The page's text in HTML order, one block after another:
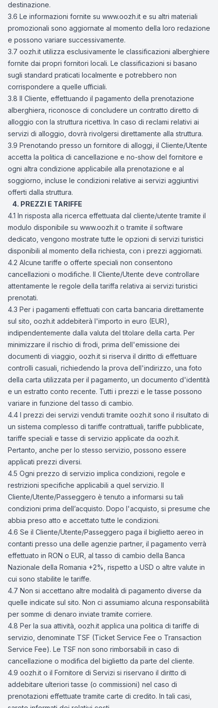
destinazione.
3.6 Le informazioni fornite su www.oozh.it e su altri materiali
promozionali sono aggiornate al momento della loro redazione
e possono variare successivamente.
3.7 oozh.it utilizza esclusivamente le classificazioni alberghiere
fornite dai propri fornitori locali. Le classificazioni si basano
sugli standard praticati localmente e potrebbero non
corrispondere a quelle ufficiali.
3.8 Il Cliente, effettuando il pagamento della prenotazione
alberghiera, riconosce di concludere un contratto diretto di
alloggio con la struttura ricettiva. In caso di reclami relativi ai
servizi di alloggio, dovrà rivolgersi direttamente alla struttura.
3.9 Prenotando presso un fornitore di alloggi, il Cliente/Utente
accetta la politica di cancellazione e no-show del fornitore e
ogni altra condizione applicabile alla prenotazione e al
soggiorno, incluse le condizioni relative ai servizi aggiuntivi
offerti dalla struttura.
4. PREZZI E TARIFFE
4.1 In risposta alla ricerca effettuata dal cliente/utente tramite il
modulo disponibile su www.oozh.it o tramite il software
dedicato, vengono mostrate tutte le opzioni di servizi turistici
disponibili al momento della richiesta, con i prezzi aggiornati.
4.2 Alcune tariffe o offerte speciali non consentono
cancellazioni o modifiche. Il Cliente/Utente deve controllare
attentamente le regole della tariffa relativa ai servizi turistici
prenotati.
4.3 Per i pagamenti effettuati con carta bancaria direttamente
sul sito, oozh.it addebiterà l'importo in euro (EUR),
indipendentemente dalla valuta del titolare della carta. Per
minimizzare il rischio di frodi, prima dell'emissione dei
documenti di viaggio, oozh.it si riserva il diritto di effettuare
controlli casuali, richiedendo la prova dell'indirizzo, una foto
della carta utilizzata per il pagamento, un documento d'identità
e un estratto conto recente. Tutti i prezzi e le tasse possono
variare in funzione del tasso di cambio.
4.4 I prezzi dei servizi venduti tramite oozh.it sono il risultato di
un sistema complesso di tariffe contrattuali, tariffe pubblicate,
tariffe speciali e tasse di servizio applicate da oozh.it.
Pertanto, anche per lo stesso servizio, possono essere
applicati prezzi diversi.
4.5 Ogni prezzo di servizio implica condizioni, regole e
restrizioni specifiche applicabili a quel servizio. Il
Cliente/Utente/Passeggero è tenuto a informarsi su tali
condizioni prima dell’acquisto. Dopo l'acquisto, si presume che
abbia preso atto e accettato tutte le condizioni.
4.6 Se il Cliente/Utente/Passeggero paga il biglietto aereo in
contanti presso una delle agenzie partner, il pagamento verrà
effettuato in RON o EUR, al tasso di cambio della Banca
Nazionale della Romania +2%, rispetto a USD o altre valute in
cui sono stabilite le tariffe.
4.7 Non si accettano altre modalità di pagamento diverse da
quelle indicate sul sito. Non ci assumiamo alcuna responsabilità
per somme di denaro inviate tramite corriere.
4.8 Per la sua attività, oozh.it applica una politica di tariffe di
servizio, denominate TSF (Ticket Service Fee o Transaction
Service Fee). Le TSF non sono rimborsabili in caso di
cancellazione o modifica del biglietto da parte del cliente.
4.9 oozh.it o il Fornitore di Servizi si riservano il diritto di
addebitare ulteriori tasse (o commissioni) nel caso di
prenotazioni effettuate tramite carte di credito. In tali casi,